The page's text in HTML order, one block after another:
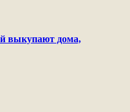
выкупают дома,